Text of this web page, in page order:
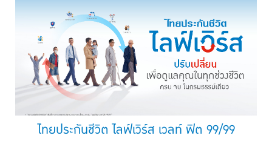
ไทยประกันชีวิต ไลฟ์เวิร์ส เวลท์ ฟิต 99/99